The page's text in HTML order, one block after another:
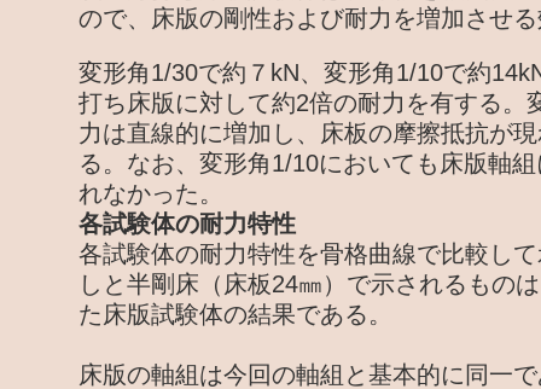
ので、床版の剛性および耐力を増加させ
変形角1/30で約７kN、変形角1/10で約
打ち床版に対して約2倍の耐力を有する。
力は直線的に増加し、床板の摩擦抵抗が
る。なお、変形角1/10においても床版軸
れなかった。
各試験体の耐力特性
各試験体の耐力特性を骨格曲線で比較し
しと半剛床（床板24㎜）で示されるもの
た床版試験体の結果である。
床版の軸組は今回の軸組と基本的に同一